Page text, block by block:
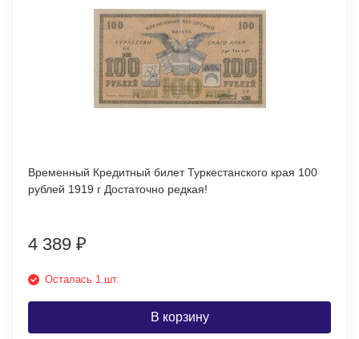
Временный Кредитный билет Туркестанского края 100
рублей 1919 г Достаточно редкая!
4 389 ₽
Осталась 1 шт.
В корзину